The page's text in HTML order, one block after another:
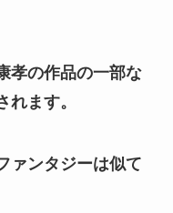
孝の作品の一部な
れます。
ァンタジーは似て